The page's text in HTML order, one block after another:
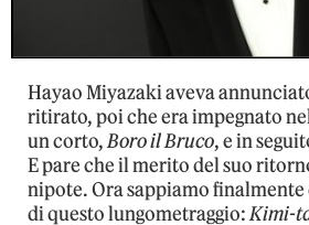
Hayao Miyazaki aveva
ritirato, poi che era impegnato
un corto,Boro il Bruco, e in
E pare che il merito del suo
nipote. Ora sappiamo
di questo lungometraggio:Kimi-